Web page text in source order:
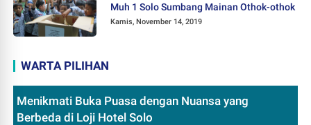
Muh 1 Solo Sumbang Mainan Othok-othok
Kamis, November 14, 2019
WARTA PILIHAN
Menikmati Buka Puasa dengan Nuansa yang
Berbeda di Loji Hotel Solo